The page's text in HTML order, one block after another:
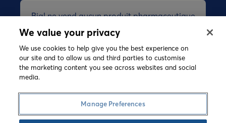
Bial ne vend aucun produit pharmaceutique
directement aux consommateurs.
©2026 Copyright Bial. All rights reserved
Politique de Gestion des Cookies
Politique de ConfidentialitéSpeak-up
We value your privacy
We use cookies to help give you the best experience on
our site and to allow us and third parties to customise
the marketing content you see across websites and social
media.
Manage Preferences